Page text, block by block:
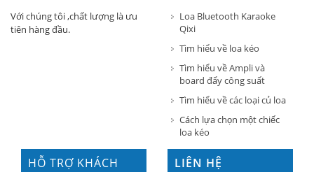
Với chúng tôi ,chất lượng là ưu
tiên hàng đầu.
Loa Bluetooth Karaoke
Qixi
Tìm hiểu về loa kéo
Tìm hiểu về Ampli và
board đẩy công suất
Tìm hiểu về các loại củ loa
Cách lựa chọn một chiếc
loa kéo
HỖ TRỢ KHÁCH
LIÊN HỆ